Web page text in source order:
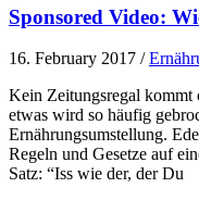
Sponsored Video:
16. February 2017 /
Kein Zeitungsregal kommt
etwas wird so häufig
Ernährungsumstellung.
Regeln und Gesetze auf
Satz: “Iss wie der, der Du